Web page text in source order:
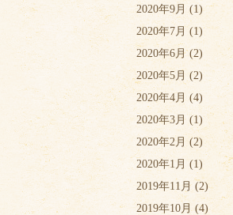
2020年9月 (1)
2020年7月 (1)
2020年6月(2)
2020年5月 (2)
2020年4月 (4)
2020年3月 (1)
2020年2月 (2)
2020年1月 (1)
2019年11月 (2)
2019年10月(4)